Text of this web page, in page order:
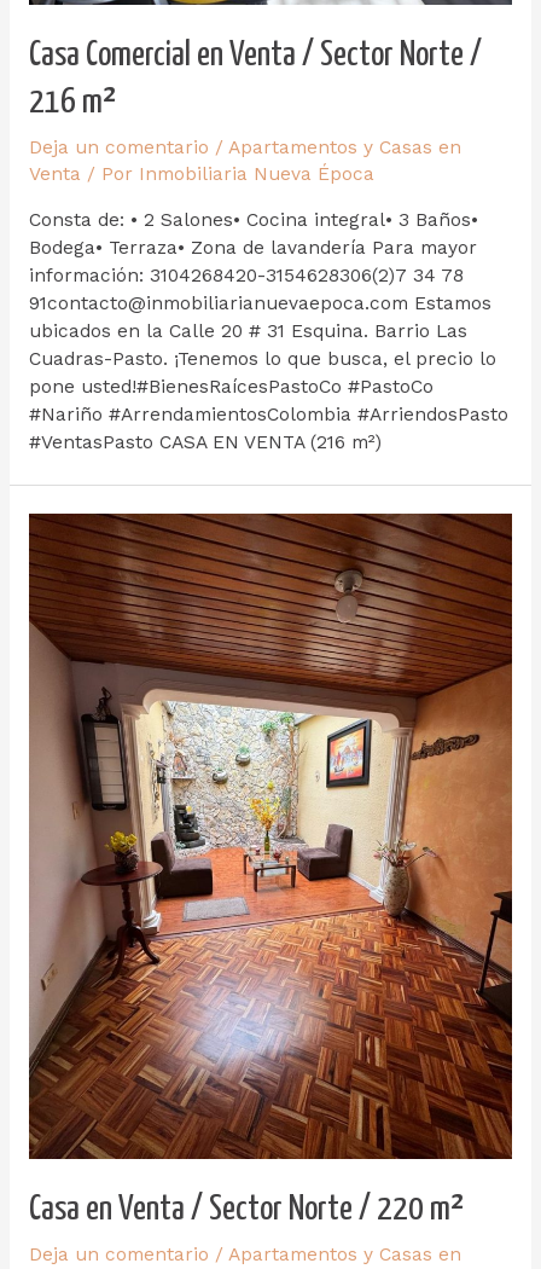
Casa Comercial en Venta / Sector Norte /
216 m²
Deja un comentario / Apartamentos y Casas en
Venta / Por Inmobiliaria Nueva Época
Consta de: • 2 Salones• Cocina integral• 3 Baños•
Bodega• Terraza• Zona de lavandería Para mayor
información: 3104268420-3154628306(2)7 34 78
91contacto@inmobiliarianuevaepoca.com Estamos
ubicados en la Calle 20 # 31 Esquina. Barrio Las
Cuadras-Pasto. ¡Tenemos lo que busca, el precio lo
pone usted!#BienesRaícesPastoCo #PastoCo
#Nariño #ArrendamientosColombia #ArriendosPasto
#VentasPasto CASA EN VENTA (216 m²)
Casa en Venta / Sector Norte / 220 m²
Deja un comentario / Apartamentos y Casas en